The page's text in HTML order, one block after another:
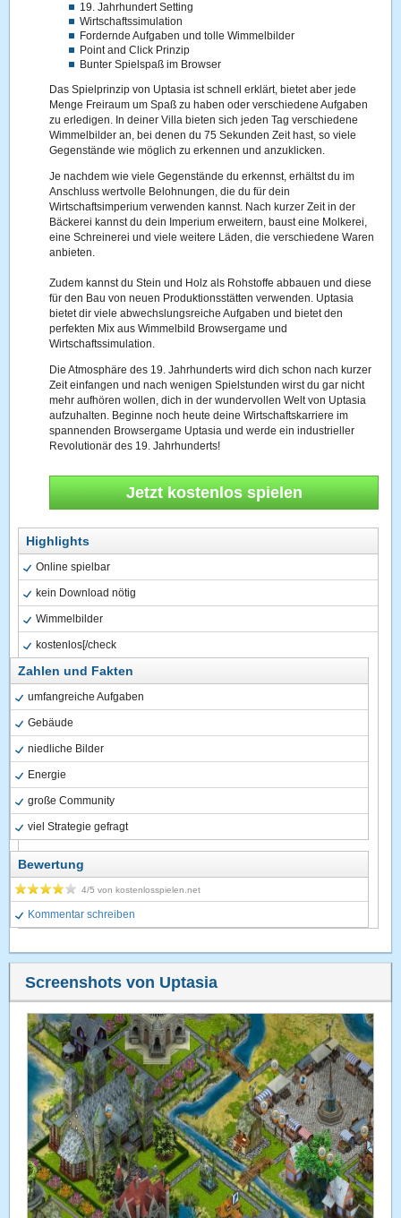
19. Jahrhundert Setting
Wirtschaftssimulation
Fordernde Aufgaben und tolle Wimmelbilder
Point and Click Prinzip
Bunter Spielspaß im Browser
Das Spielprinzip von Uptasia ist schnell erklärt, bietet aber jede
Menge Freiraum um Spaß zu haben oder verschiedene Aufgaben
zu erledigen. In deiner Villa bieten sich jeden Tag verschiedene
Wimmelbilder an, bei denen du 75 Sekunden Zeit hast, so viele
Gegenstände wie möglich zu erkennen und anzuklicken.
Je nachdem wie viele Gegenstände du erkennst, erhältst du im
Anschluss wertvolle Belohnungen, die du für dein
Wirtschaftsimperium verwenden kannst. Nach kurzer Zeit in der
Bäckerei kannst du dein Imperium erweitern, baust eine Molkerei,
eine Schreinerei und viele weitere Läden, die verschiedene Waren
anbieten.
Zudem kannst du Stein und Holz als Rohstoffe abbauen und diese
für den Bau von neuen Produktionsstätten verwenden. Uptasia
bietet dir viele abwechslungsreiche Aufgaben und bietet den
perfekten Mix aus Wimmelbild Browsergame und
Wirtschaftssimulation.
Die Atmosphäre des 19. Jahrhunderts wird dich schon nach kurzer
Zeit einfangen und nach wenigen Spielstunden wirst du gar nicht
mehr aufhören wollen, dich in der wundervollen Welt von Uptasia
aufzuhalten. Beginne noch heute deine Wirtschaftskarriere im
spannenden Browsergame Uptasia und werde ein industrieller
Revolutionär des 19. Jahrhunderts!
Jetzt kostenlos spielen
Highlights
Online spielbar
kein Download nötig
Wimmelbilder
kostenlos[/check
Zahlen und Fakten
umfangreiche Aufgaben
Gebäude
niedliche Bilder
Energie
große Community
viel Strategie gefragt
Bewertung
4/5 vonkostenlosspielen.net
Kommentar schreiben
Screenshots von Uptasia